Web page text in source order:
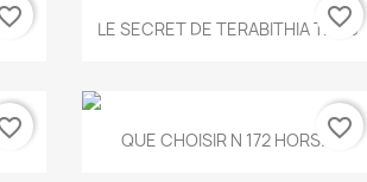
Aperçu rapide
LE SECRET DE TERABITHIA T.560
favorite_border
Aperçu rapide
QUE CHOISIR N 172 HORS...favorite_border